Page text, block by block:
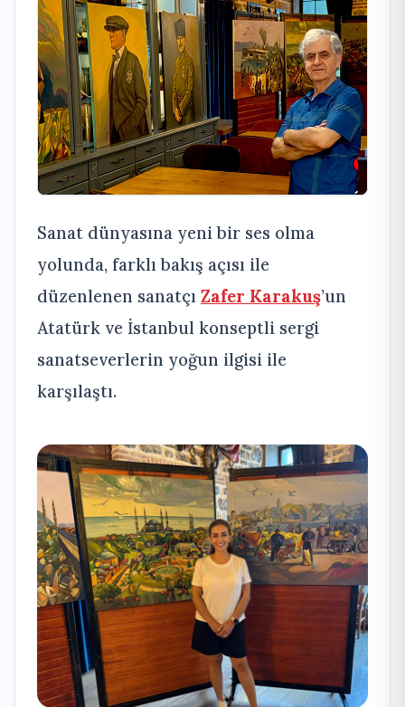
Sanat dünyasına yeni bir ses olma
yolunda, farklı bakış açısı ile
düzenlenen sanatçı Zafer Karakuş’un
Atatürk ve İstanbul konseptli sergi
sanatseverlerin yoğun ilgisi ile
karşılaştı.